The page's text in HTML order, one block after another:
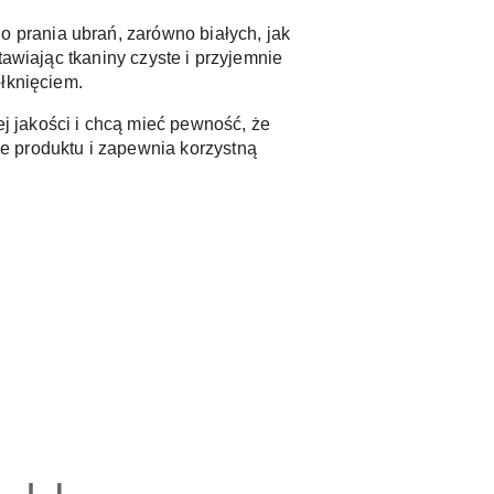
prania ubrań, zarówno białych, jak
tkaniny czyste i przyjemnie
jakości i chcą mieć pewność, że
produktu i zapewnia korzystną